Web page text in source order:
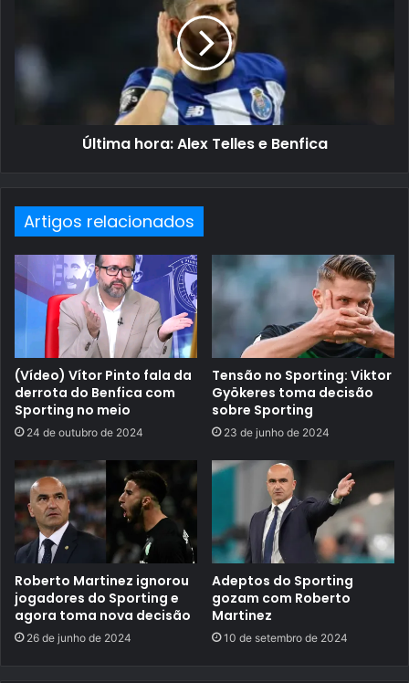
Última hora: Alex Telles e Benfica
Artigos relacionados
(Vídeo) Vítor Pinto fala da
derrota do Benfica com
Sporting no meio
24 de outubro de 2024
Tensão no Sporting: Viktor
Gyökeres toma decisão
sobre Sporting
23 de junho de 2024
Roberto Martinez ignorou
jogadores do Sporting e
agora toma nova decisão
26 de junho de 2024
Adeptos do Sporting
gozam com Roberto
Martinez
10 de setembro de 2024